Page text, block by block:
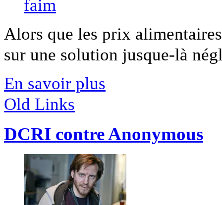
Alors que les prix
sur une solution jusque-là
En savoir plus
Old Links
DCRI contre Anonymous